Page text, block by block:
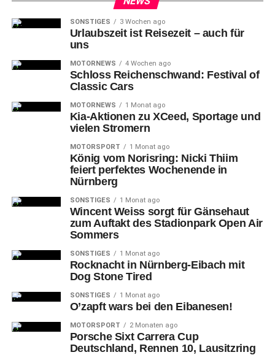
durchgängig und komfortabel für den Radverkehr
eingerichtet werden. „Das bedeutet gerade für Sör einiges
an Arbeit, die wir aber gerne und tatkräftig angehen
Bürgermeister Christian Vogel.
Sitzung des „Runden Tisches Radverkehr“ im Juli 2021
hat die Verwaltung hier bereits Entwürfe für weitere 17
Kilometer Fahrradstraße vorgestellt, die dem Stadtrat
nach der Sommerpause im Verkehrsausschuss zum
Beschluss vorgelegt werden sollen.
Weitere Infos zu den Fahrradstraßen:
https://www.nuernberg.de/internet/verkehrsplanung/
Text: Stadt Nürnberg / tom
Titelfoto: Bei einem gemeinsamen Termin in der neuen
Fahrradstraße Humboldtstraße mit dem ADFC freuten
sich über die gelungene Ausführung: (v.l.n.r.) Adrian
Dischinger (ADFC), Julia Kraus (Verkehrsplanungsamt),
Frank Jülich (Leiter Verkehrsplanungsamt), Hermann Roß
(ADFC), Albrecht Steindorff (ADFC), Markus Stipp
(Vorsitzender ADFC).
SONSTIGES 3 Wochen ago
Urlaubszeit ist Reisezeit – auch für
uns
MOTORNEWS 4 Wochen ago
Schloss Reichenschwand: Festival of
Classic Cars
MOTORNEWS 1 Monat ago
Kia-Aktionen zu XCeed, Sportage und
vielen Stromern
MOTORSPORT 1 Monat ago
König vom Norisring: Nicki Thiim
feiert perfektes Wochenende in
Nürnberg
SONSTIGES 1 Monat ago
Wincent Weiss sorgt für Gänsehaut
zum Auftakt des Stadionpark Open Air
Sommers
SONSTIGES 1 Monat ago
Rocknacht in Nürnberg-Eibach mit
Dog Stone Tired
SONSTIGES 1 Monat ago
O’zapft wars bei den Eibanesen!
MOTORSPORT 2 Monaten ago
Porsche Sixt Carrera Cup
Deutschland, Rennen 10, Lausitzring